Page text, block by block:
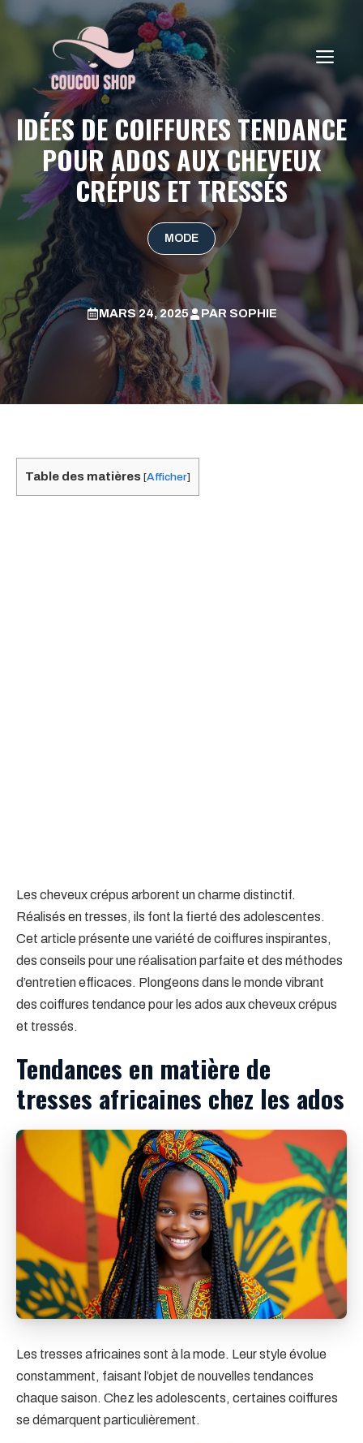
IDÉES DE COIFFURES TENDANCE
POUR ADOS AUX CHEVEUX
CRÉPUS ET TRESSÉS
MODE
MARS 24, 2025 PAR SOPHIE
Table des matières [Afficher]
Les cheveux crépus arborent un charme distinctif.
Réalisés en tresses, ils font la fierté des adolescentes.
Cet article présente une variété de coiffures inspirantes,
des conseils pour une réalisation parfaite et des méthodes
d’entretien efficaces. Plongeons dans le monde vibrant
des coiffures tendance pour les ados aux cheveux crépus
et tressés.
Tendances en matière de
tresses africaines chez les ados
Les tresses africaines sont à la mode. Leur style évolue
constamment, faisant l’objet de nouvelles tendances
chaque saison. Chez les adolescents, certaines coiffures
se démarquent particulièrement.